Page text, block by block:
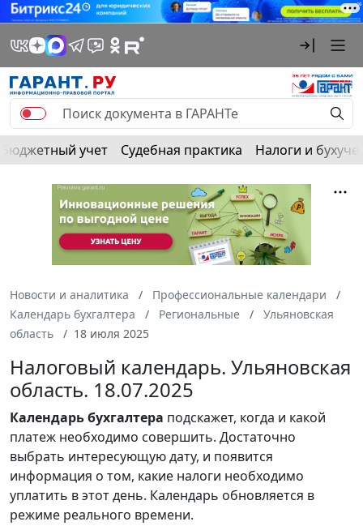
Бюджетный учет Судебная практика Налоги и
Новости и аналитика
Профессиональные календари
Календарь бухгалтера
Региональные
Ульяновская
область
18 июля 2025
Налоговый календарь. Ульяновская
область. 18.07.2025
Календарьбухгалтера подскажет, когда и какой
платеж необходимо совершить. Достаточно
выбрать интересующую дату, и появится
информация о том, какие налоги необходимо
уплатить в этот день. Календарь обновляется в
режиме реального времени.